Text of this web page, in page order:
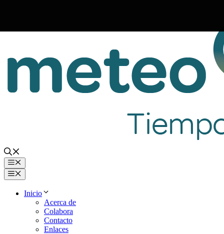
Menú
Menú
Inicio
Acerca de
Colabora
Contacto
Enlaces